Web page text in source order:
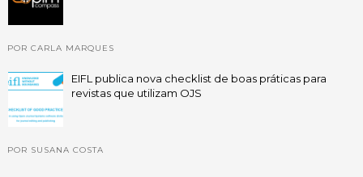
POR CARLA MARQUES
EIFL publica nova checklist de boas práticas para
revistas que utilizam OJS
POR SUSANA COSTA